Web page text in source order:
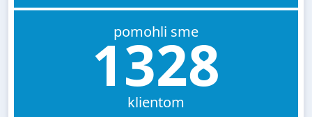
pomohli sme
1328
klientom